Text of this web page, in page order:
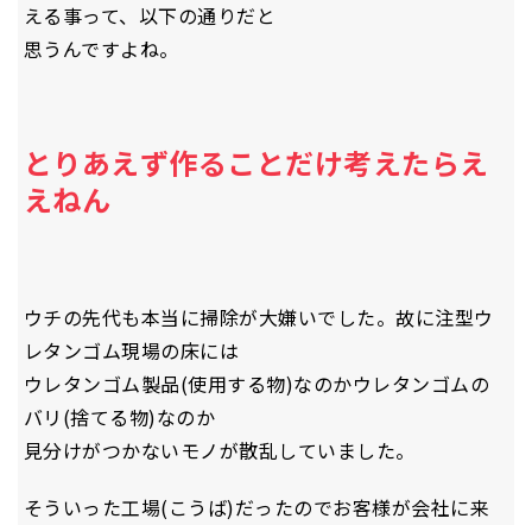
える事って、以下の通りだと
思うんですよね。
とりあえず作ることだけ考えたらえ
えねん
ウチの先代も本当に掃除が大嫌いでした。故に注型ウ
レタンゴム現場の床には
ウレタンゴム製品(使用する物)なのかウレタンゴムの
バリ(捨てる物)なのか
見分けがつかないモノが散乱していました。
そういった工場(こうば)だったのでお客様が会社に来